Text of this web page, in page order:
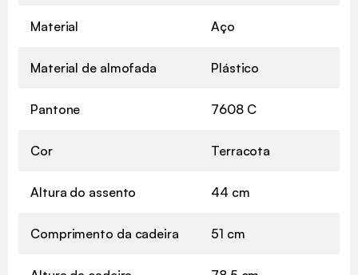
Material Aço
Material de almofada Plástico
Pantone 7608 C
Cor Terracota
Altura do assento 44 cm
Comprimento da cadeira 51 cm